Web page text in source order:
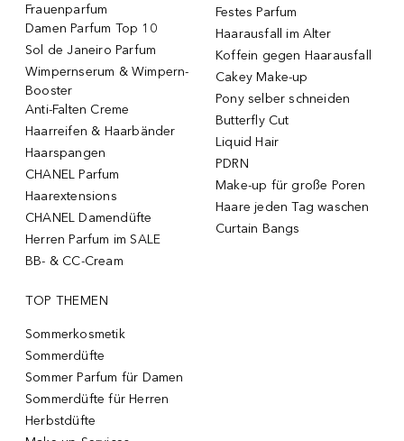
Frauenparfum
Damen Parfum Top 10
Sol de Janeiro Parfum
Wimpernserum & Wimpern-
Booster
Anti-Falten Creme
Haarreifen & Haarbänder
Haarspangen
CHANEL Parfum
Haarextensions
CHANEL Damendüfte
Herren Parfum im SALE
BB- & CC-Cream
Festes Parfum
Haarausfall im Alter
Koffein gegen Haarausfall
Cakey Make-up
Pony selber schneiden
Butterfly Cut
Liquid Hair
PDRN
Make-up für große Poren
Haare jeden Tag waschen
Curtain Bangs
TOP THEMEN
Sommerkosmetik
Sommerdüfte
Sommer Parfum für Damen
Sommerdüfte für Herren
Herbstdüfte